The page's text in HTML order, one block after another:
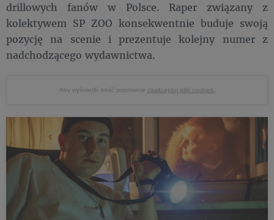
drillowych fanów w Polsce. Raper związany z
kolektywem SP ZOO konsekwentnie buduje swoją
pozycję na scenie i prezentuje kolejny numer z
nadchodzącego wydawnictwa.
Aby wyświetlić treść poprawnie zaakceptuj pliki cookies.